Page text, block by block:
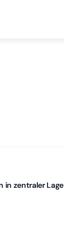
in zentraler Lage